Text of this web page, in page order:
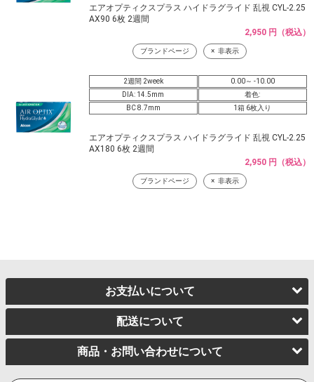
エアオプティクスプラス ハイドラグライド 乱視 CYL-2.25
AX90 6枚 2週間
2,950 円（税込）
ブランドページ 非表示
2週間 2week
0.00～ -10.00
DIA: 14.5mm
着色:
BC 8.7mm
1箱 6枚入り
エアオプティクスプラス ハイドラグライド 乱視 CYL-2.25
AX180 6枚 2週間
2,950 円（税込）
ブランドページ 非表示
お支払いについて
配送について
商品・お問い合わせについて